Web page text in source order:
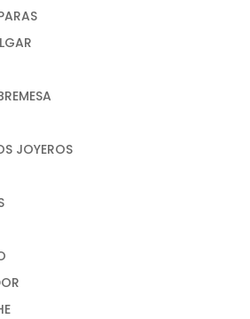
JOYEROS